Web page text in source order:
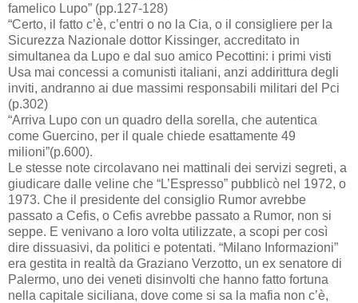
famelico Lupo” (pp.127-128)
“Certo, il fatto c’è, c’entri o no la Cia, o il consigliere per la
Sicurezza Nazionale dottor Kissinger, accreditato in
simultanea da Lupo e dal suo amico Pecottini: i primi visti
Usa mai concessi a comunisti italiani, anzi addirittura degli
inviti, andranno ai due massimi responsabili militari del Pci
(p.302)
“Arriva Lupo con un quadro della sorella, che autentica
come Guercino, per il quale chiede esattamente 49
milioni”(p.600).
Le stesse note circolavano nei mattinali dei servizi segreti, a
giudicare dalle veline che “L’Espresso” pubblicò nel 1972, o
1973. Che il presidente del consiglio Rumor avrebbe
passato a Cefis, o Cefis avrebbe passato a Rumor, non si
seppe. E venivano a loro volta utilizzate, a scopi per così
dire dissuasivi, da politici e potentati. “Milano Informazioni”
era gestita in realtà da Graziano Verzotto, un ex senatore di
Palermo, uno dei veneti disinvolti che hanno fatto fortuna
nella capitale siciliana, dove come si sa la mafia non c’è,